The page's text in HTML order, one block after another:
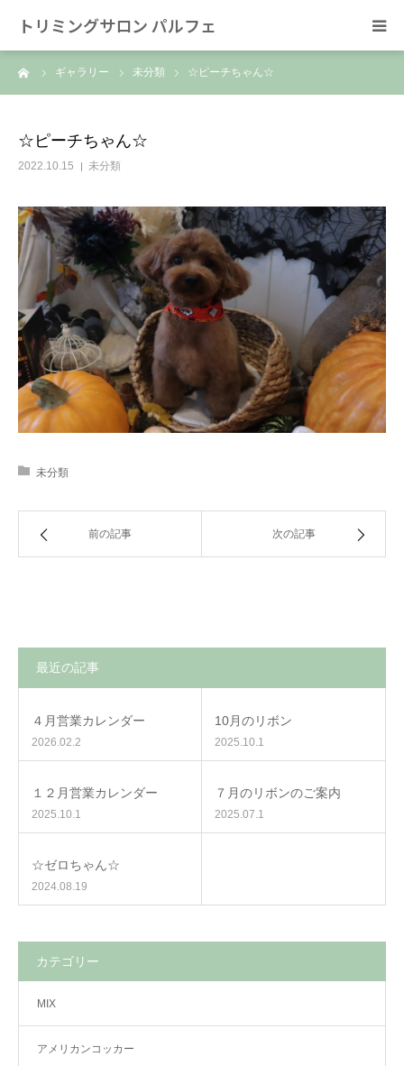
トリミングサロン パルフェ
ギャラリー 未分類 ☆ピーチちゃん☆
☆ピーチちゃん☆
2022.10.15 未分類
未分類
前の記事 次の記事
最近の記事
４月営業カレンダー
2026.02.2
10月のリボン
2025.10.1
１２月営業カレンダー
2025.10.1
７月のリボンのご案内
2025.07.1
☆ゼロちゃん☆
2024.08.19
カテゴリー
MIX
アメリカンコッカー
HOME
スタッフ
SNS/リンク